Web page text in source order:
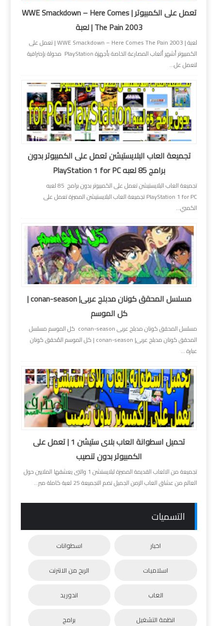
تعمل على الكمبيوتر | WWE Smackdown – Here Comes
The Pain 2003 | لعبة
لعبة | WWE Smackdown – Here Comes The Pain 2003 | تعمل على
الكمبيوتر أشهر ألعاب المصارعة الخاصة بأجهزة PlayStation محولة بإحترافية
لتعمل عل...
تجميعة العاب البلايستيشن تعمل على الكمبيوتر بدون
برامج 85 لعبه PlayStation 1 for PC
تجميعة العاب البلايستيشن تعمل على الكمبيوتر بدون برامج 85 لعبه
PlayStation 1 for PC تجميعة العاب البلايستيشن المميزة تعمل على
الكمبي...
مسلسل المحقق كونان مدبلج عربى| conan-season |
كل الموسم
مسلسل المحقق كونان مدبلج عربى conan-season كل الموسم مسلسل
المحقق كونان مدبلج عربى| conan-season | كل الموسم المُحقق كونان
عبارة ...
تحميل اسطوانة العاب بلاى ستيشن 1 | تعمل على
الكمبيوتر بدون تنصيب
تجميعة من الالعاب القديمة المميزة لبلايستشن 1 والتى يعشقها الملايين حول
العالم من عشاق العاب الزمن الجميل تضم التجميعة 25 لعبة كاملة مبر...
التسميات
اخبار اسطوانات
اسلاميات الربح من الانترنت
العاب اندوريد
انظمة التشغيل برامج